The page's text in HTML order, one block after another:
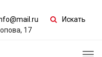
Искать
17